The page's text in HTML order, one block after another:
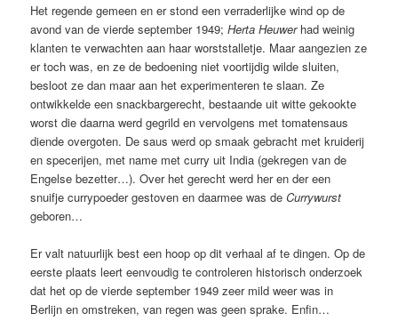
Het regende gemeen en er stond een verraderlijke wind op de
avond van de vierde september 1949;Herta Heuwerhad weinig
klanten te verwachten aan haar worststalletje. Maar aangezien ze
er toch was, en ze de bedoening niet voortijdig wilde sluiten,
besloot ze dan maar aan het experimenteren te slaan. Ze
ontwikkelde een snackbargerecht, bestaande uit witte gekookte
worst die daarna werd gegrild en vervolgens met tomatensaus
diende overgoten. De saus werd op smaak gebracht met kruiderij
en specerijen, met name met curry uit India (gekregen van de
Engelse bezetter…). Over het gerecht werd her en der een
snuifje currypoeder gestoven en daarmee was deCurrywurst
geboren…
Er valt natuurlijk best een hoop op dit verhaal af te dingen. Op de
eerste plaats leert eenvoudig te controleren historisch onderzoek
dat het op de vierde september 1949 zeer mild weer was in
Berlijn en omstreken, van regen was geen sprake. Enfin…